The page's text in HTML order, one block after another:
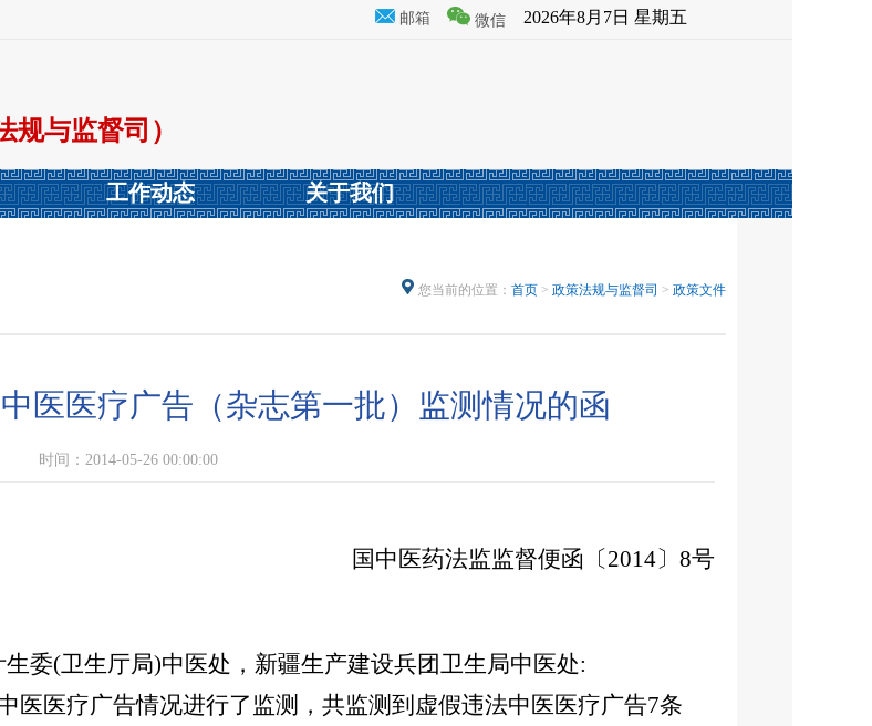
邮箱 微信 2026年8月7日 星期五
规与监督司）
工作动态 关于我们
您当前的位置： 首页 > 政策法规与监督司 > 政策文件
医医疗广告（杂志第一批）监测情况的函
时间：2014-05-26 00:00:00
国中医药法监监督便函〔2014〕8号
委(卫生厅局)中医处，新疆生产建设兵团卫生局中医处:
医医疗广告情况进行了监测，共监测到虚假违法中医医疗广告7条